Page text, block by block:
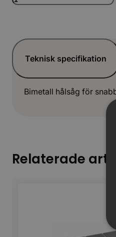
bimetall
Teknisk specifikation
Bimetall hålsåg för
Relaterade